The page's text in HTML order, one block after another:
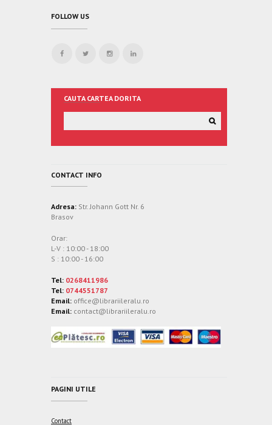
FOLLOW US
CAUTA CARTEA DORITA
CONTACT INFO
Adresa: Str. Johann Gott Nr. 6
Brasov
Orar:
L-V : 10:00 - 18:00
S : 10:00 - 16:00
Tel: 0268411986
Tel: 0744551787
Email: office@librariileralu.ro
Email: contact@librariileralu.ro
PAGINI UTILE
Contact